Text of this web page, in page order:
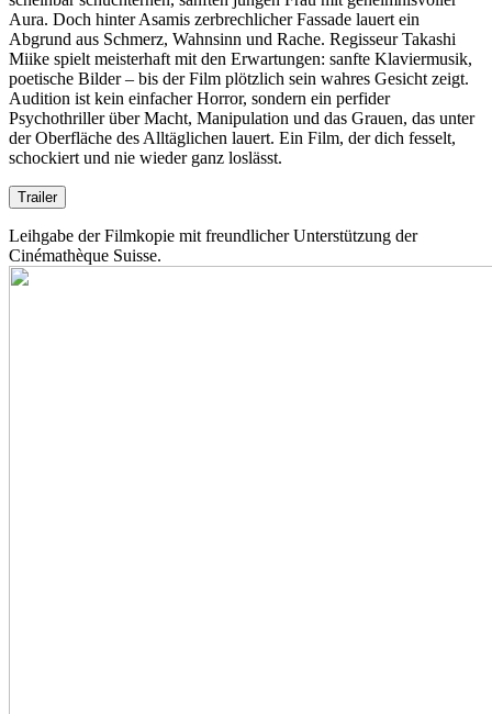
Aura. Doch hinter Asamis zerbrechlicher Fassade lauert ein
Abgrund aus Schmerz, Wahnsinn und Rache. Regisseur Takashi
Miike spielt meisterhaft mit den Erwartungen: sanfte Klaviermusik,
poetische Bilder – bis der Film plötzlich sein wahres Gesicht zeigt.
Audition ist kein einfacher Horror, sondern ein perfider
Psychothriller über Macht, Manipulation und das Grauen, das unter
der Oberfläche des Alltäglichen lauert. Ein Film, der dich fesselt,
schockiert und nie wieder ganz loslässt.
Trailer
Leihgabe der Filmkopie mit freundlicher Unterstützung der
Cinémathèque Suisse.